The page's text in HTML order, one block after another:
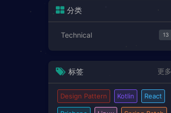
分类
Technical 13
标签 更多
Design Pattern Kotlin React